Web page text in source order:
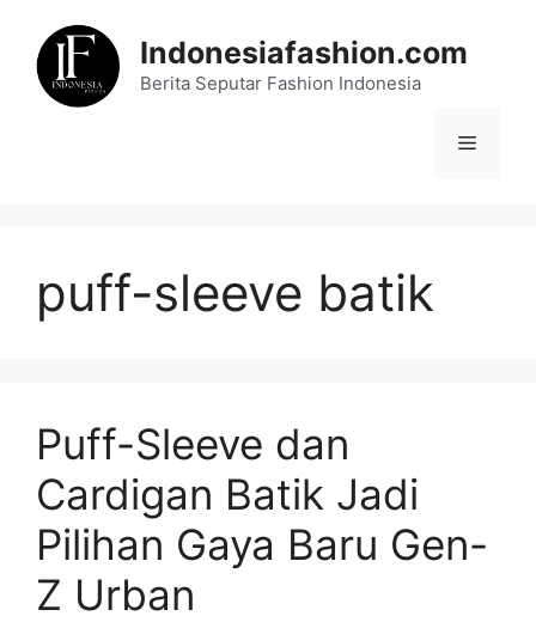
content
Indonesiafashion.com
Berita Seputar Fashion Indonesia
Menu
puff-sleeve batik
Puff-Sleeve dan
Cardigan Batik Jadi
Pilihan Gaya Baru Gen-
Z Urban